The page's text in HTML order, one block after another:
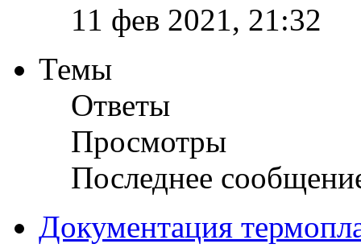
11 фев 2021, 21:32
Темы
Ответы
Просмотры
Последнее
Документация